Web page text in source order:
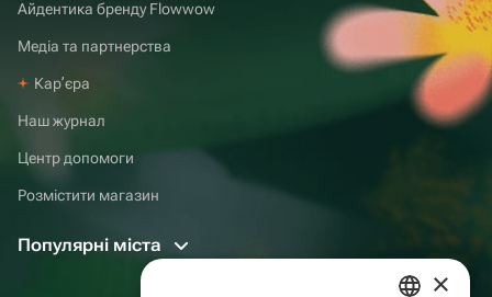
Айдентика бренду Flowwow
Медіа та партнерства
Карʼєра
Наш журнал
Центр допомоги
Розмістити магазин
Популярні міста
×